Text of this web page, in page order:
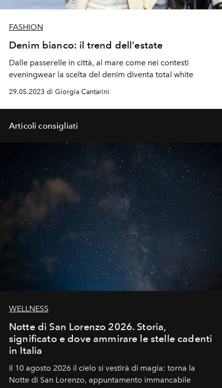
FASHION
Denim bianco: il trend dell'estate
Dalle passerelle in città, al mare come nei contesti
eveningwear la scelta del denim diventa total white
29.05.2023 di Giorgia Cantarini
Articoli consigliati
WELLNESS
Notte di San Lorenzo 2026. Storia,
significato e dove ammirare le stelle cadenti
in Italia
Il 10 agosto 2026 il cielo si vestirà di magia: torna la
Notte di San Lorenzo, appuntamento immancabile